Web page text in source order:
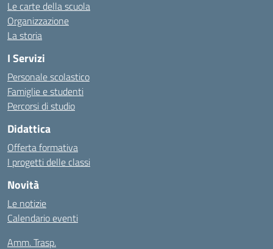
Le carte della scuola
Organizzazione
La storia
I Servizi
Personale scolastico
Famiglie e studenti
Percorsi di studio
Didattica
Offerta formativa
I progetti delle classi
Novità
Le notizie
Calendario eventi
Amm. Trasp.